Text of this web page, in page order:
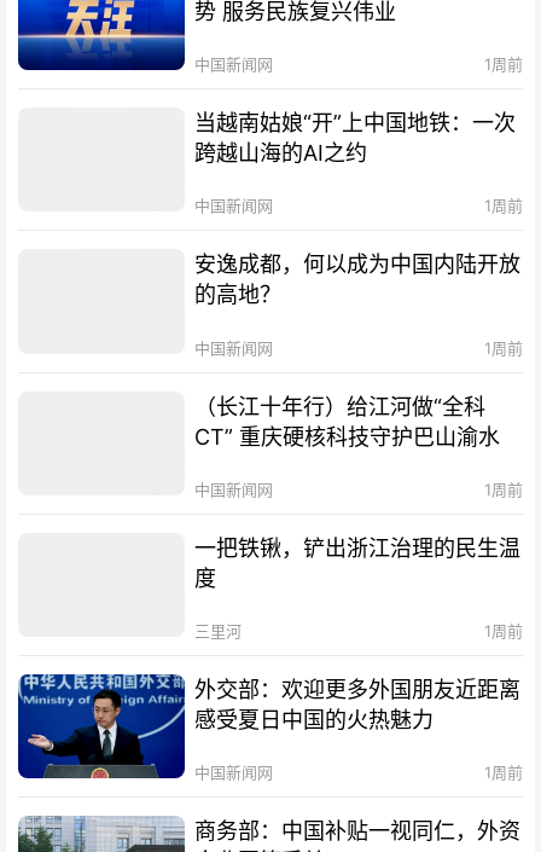
势 服务民族复兴伟业
中国新闻网 1周前
当越南姑娘“开”上中国地铁：一次
跨越山海的AI之约
中国新闻网 1周前
安逸成都，何以成为中国内陆开放
的高地？
中国新闻网 1周前
（长江十年行）给江河做“全科
CT” 重庆硬核科技守护巴山渝水
中国新闻网 1周前
一把铁锹，铲出浙江治理的民生温
度
三里河 1周前
外交部：欢迎更多外国朋友近距离
感受夏日中国的火热魅力
中国新闻网 1周前
商务部：中国补贴一视同仁，外资